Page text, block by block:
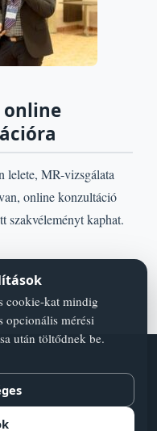
lelete, MR-vizsgálata
online konzultáció
szakvéleményt kaphat.
cookie-kat mindig
opcionális mérési
után töltődnek be.